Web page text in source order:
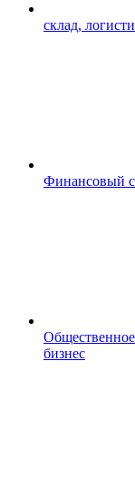
склад,
Финансовый
бизнес